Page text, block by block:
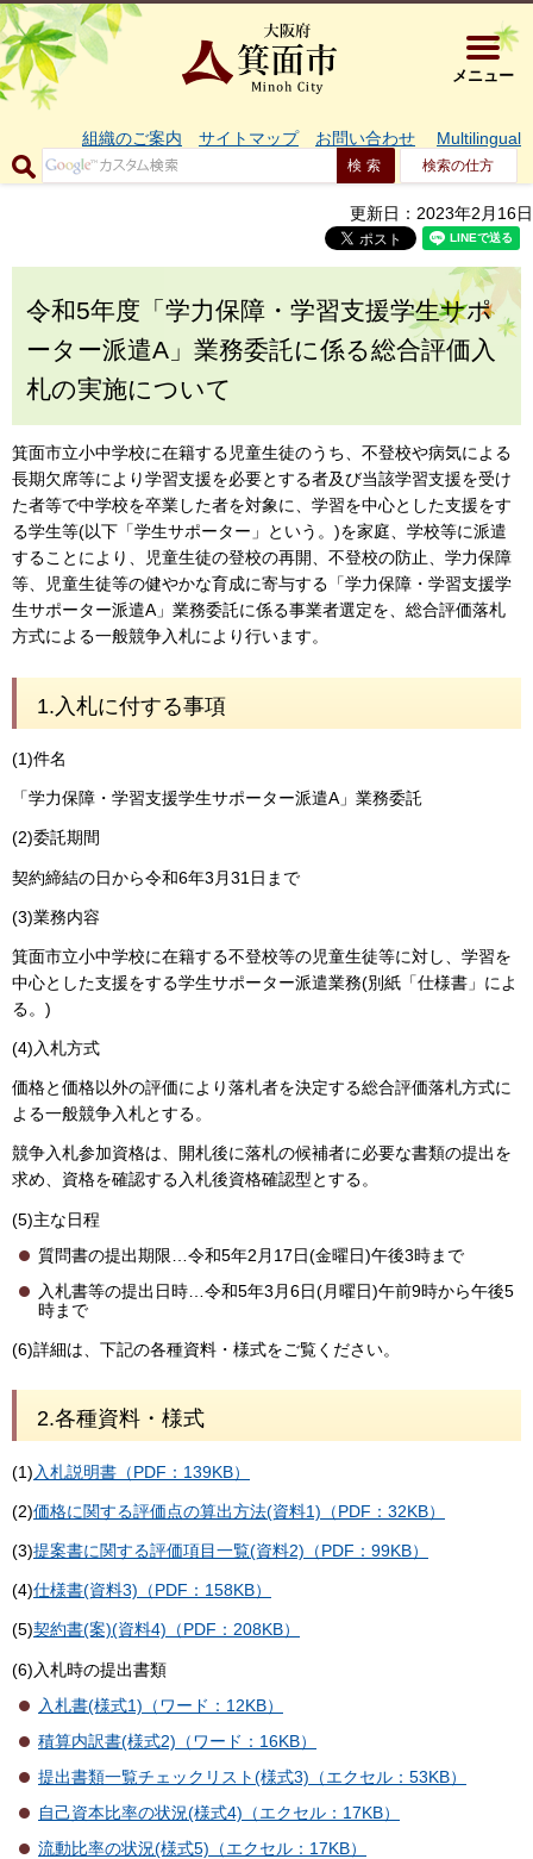
大阪府箕
メニュー
組織のご案内 サイトマップ お問い合わせ Multilingual
検索の仕方
更新日：2023年2月16日
令和5年度「学力保障・学習支援学生サポ
ーター派遣A」業務委託に係る総合評価入
札の実施について
箕面市立小中学校に在籍する児童生徒のうち、不登校や病気による
長期欠席等により学習支援を必要とする者及び当該学習支援を受け
た者等で中学校を卒業した者を対象に、学習を中心とした支援をす
る学生等(以下「学生サポーター」という。)を家庭、学校等に派遣
することにより、児童生徒の登校の再開、不登校の防止、学力保障
等、児童生徒等の健やかな育成に寄与する「学力保障・学習支援学
生サポーター派遣A」業務委託に係る事業者選定を、総合評価落札
方式による一般競争入札により行います。
1.入札に付する事項
(1)件名
「学力保障・学習支援学生サポーター派遣A」業務委託
(2)委託期間
契約締結の日から令和6年3月31日まで
(3)業務内容
箕面市立小中学校に在籍する不登校等の児童生徒等に対し、学習を
中心とした支援をする学生サポーター派遣業務(別紙「仕様書」によ
る。)
(4)入札方式
価格と価格以外の評価により落札者を決定する総合評価落札方式に
よる一般競争入札とする。
競争入札参加資格は、開札後に落札の候補者に必要な書類の提出を
求め、資格を確認する入札後資格確認型とする。
(5)主な日程
質問書の提出期限…令和5年2月17日(金曜日)午後3時まで
入札書等の提出日時…令和5年3月6日(月曜日)午前9時から午後5
時まで
(6)詳細は、下記の各種資料・様式をご覧ください。
2.各種資料・様式
(1) 入札説明書（PDF：139KB）
(2)価格に関する評価点の算出方法(資料1)（PDF：32KB）
(3)提案書に関する評価項目一覧(資料2)（PDF：99KB）
(4)仕様書(資料3)（PDF：158KB）
(5)契約書(案)(資料4)（PDF：208KB）
(6)入札時の提出書類
入札書(様式1)（ワード：12KB）
積算内訳書(様式2)（ワード：16KB）
提出書類一覧チェックリスト(様式3)（エクセル：53KB）
自己資本比率の状況(様式4)（エクセル：17KB）
流動比率の状況(様式5)（エクセル：17KB）